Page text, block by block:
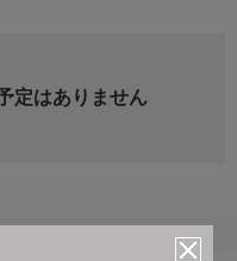
定はありません